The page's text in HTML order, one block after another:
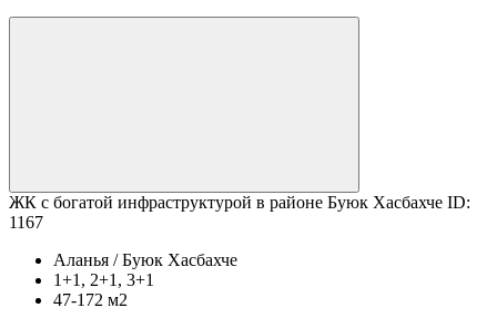
ЖК с богатой инфраструктурой в районе Буюк Хасбахче ID:
1167
Аланья / Буюк Хасбахче
1+1, 2+1, 3+1
47-172 м2